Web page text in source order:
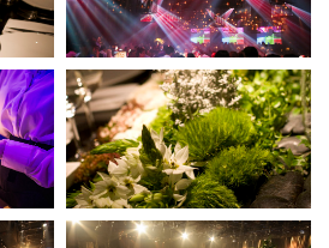
בחלון
פופאפ
בחלון
פופאפ
לחצו
לפתיחת
הגלריה
בחלון
פופאפ
לחצו
לפתיחת
הגלריה
בחלון
פופאפ
לחצו
לחצו